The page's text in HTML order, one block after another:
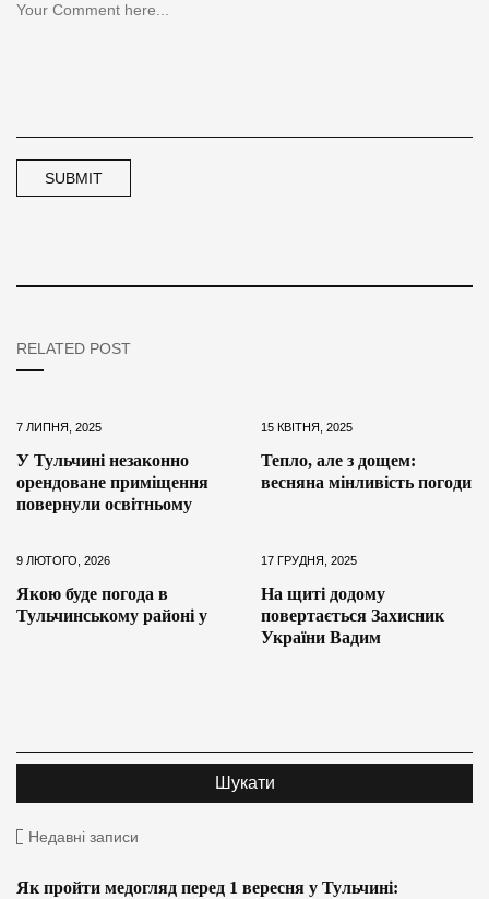
RELATED POST
7 ЛИПНЯ, 2025
У Тульчині незаконно
орендоване приміщення
повернули освітньому
15 КВІТНЯ, 2025
Тепло, але з дощем:
весняна мінливість погоди
9 ЛЮТОГО, 2026
Якою буде погода в
Тульчинському районі у
17 ГРУДНЯ, 2025
На щиті додому
повертається Захисник
України Вадим
Недавні записи
Як пройти медогляд перед 1 вересня у Тульчині: